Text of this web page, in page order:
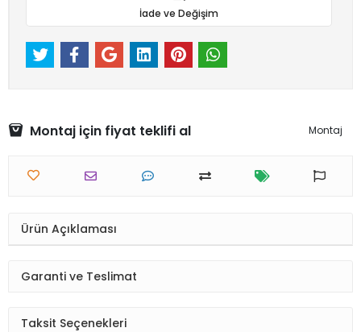
İade ve Değişim
Montaj için fiyat teklifi al Montaj
Ürün Açıklaması
Garanti ve Teslimat
Taksit Seçenekleri